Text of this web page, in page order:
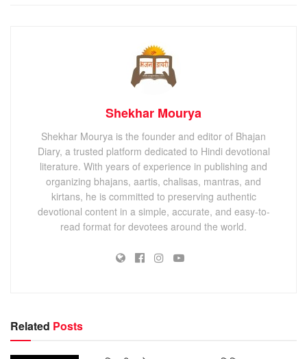
Shekhar Mourya
Shekhar Mourya is the founder and editor of Bhajan
Diary, a trusted platform dedicated to Hindi devotional
literature. With years of experience in publishing and
organizing bhajans, aartis, chalisas, mantras, and
kirtans, he is committed to preserving authentic
devotional content in a simple, accurate, and easy-to-
read format for devotees around the world.
Related Posts